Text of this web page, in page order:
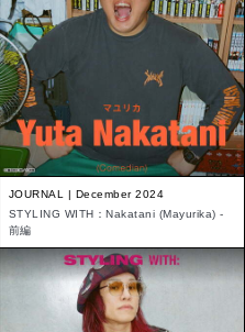
JOURNAL | December 2024
STYLING WITH：Nakatani (Mayurika) -
前編